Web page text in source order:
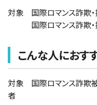
対象 国際ロマンス詐欺・
国際ロマンス詐欺・
こんな人におす
対象 国際ロマンス詐欺
者